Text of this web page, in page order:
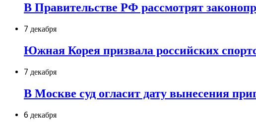
В Правительстве РФ рассмотрят
7 декабря
Южная Корея призвала российских
7 декабря
В Москве суд огласит дату вынесения
6 декабря